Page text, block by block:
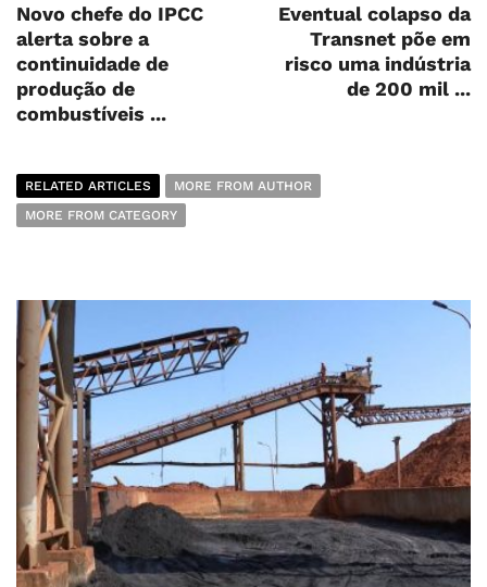
Novo chefe do IPCC
alerta sobre a
continuidade de
produção de
combustíveis ...
Eventual colapso da
Transnet põe em
risco uma indústria
de 200 mil ...
RELATED ARTICLES
MORE FROM AUTHOR
MORE FROM CATEGORY